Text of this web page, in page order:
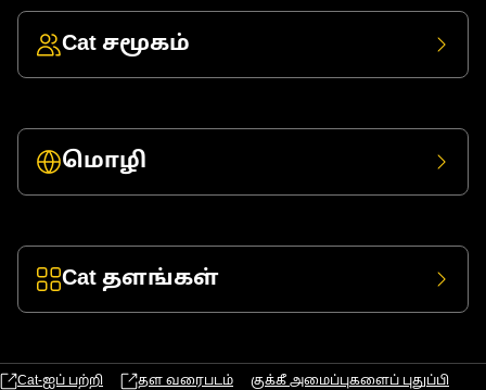
Cat சமூகம்
மொழி
Cat தளங்கள்
Cat-ஐப் பற்றி தள வரைபடம் குக்கீ அமைப்புகளைப் புதுப்பி